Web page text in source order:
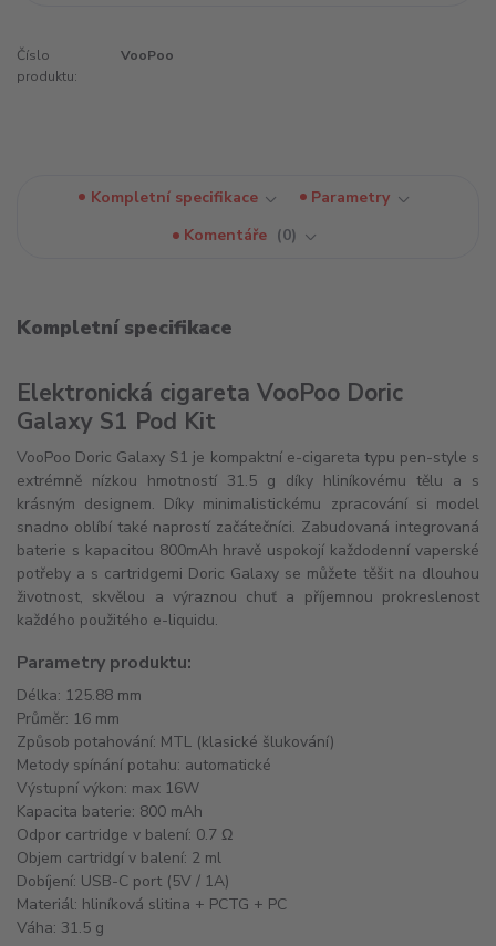
Číslo
produktu:
VooPoo
Kompletní specifikace
Parametry
Komentáře
0
Kompletní specifikace
Elektronická cigareta VooPoo Doric
Galaxy S1 Pod Kit
VooPoo Doric Galaxy S1 je kompaktní e-cigareta typu pen-style s
extrémně nízkou hmotností 31.5 g díky hliníkovému tělu a s
krásným designem. Díky minimalistickému zpracování si model
snadno oblíbí také naprostí začátečníci. Zabudovaná integrovaná
baterie s kapacitou 800mAh hravě uspokojí každodenní vaperské
potřeby a s cartridgemi Doric Galaxy se můžete těšit na dlouhou
životnost, skvělou a výraznou chuť a příjemnou prokreslenost
každého použitého e-liquidu.
Parametry produktu:
Délka: 125.88 mm
Průměr: 16 mm
Způsob potahování: MTL (klasické šlukování)
Metody spínání potahu: automatické
Výstupní výkon: max 16W
Kapacita baterie: 800 mAh
Odpor cartridge v balení: 0.7 Ω
Objem cartridgí v balení: 2 ml
Dobíjení: USB-C port (5V / 1A)
Materiál: hliníková slitina + PCTG + PC
Váha: 31.5 g